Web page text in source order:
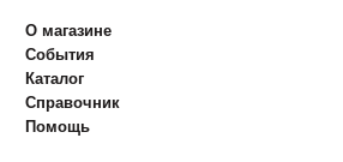
О магазине
События
Каталог
Справочник
Помощь